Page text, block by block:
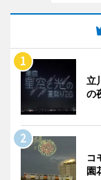
立
の
コ
園